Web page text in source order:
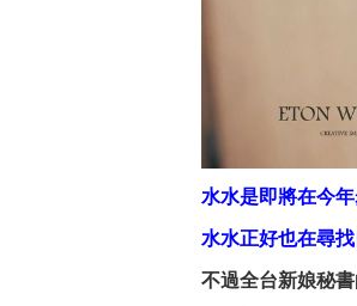
水水是即將在今
水水正好也在尋
不過全台新娘秘